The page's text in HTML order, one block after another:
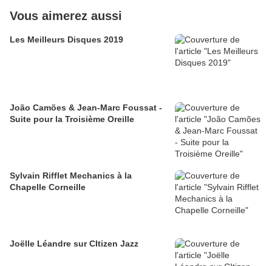
Vous aimerez aussi
Les Meilleurs Disques 2019
João Camões & Jean-Marc Foussat -
Suite pour la Troisième Oreille
Sylvain Rifflet Mechanics à la
Chapelle Corneille
Joëlle Léandre sur CItizen Jazz